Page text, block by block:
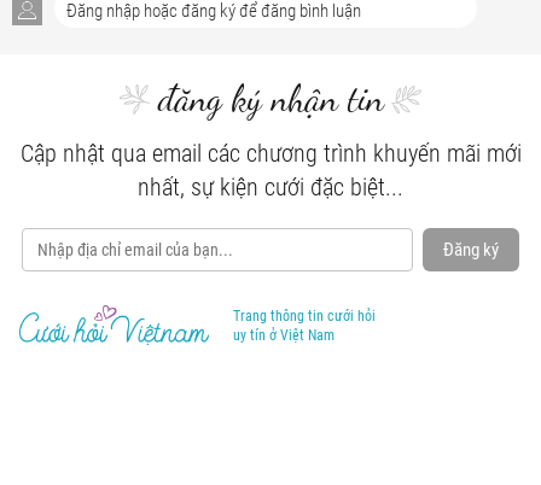
đăng ký nhận tin
Cập nhật qua email các chương trình khuyến mãi mới
nhất, sự kiện cưới đặc biệt...
Đăng ký
Trang thông tin cưới hỏi
uy tín ở Việt Nam